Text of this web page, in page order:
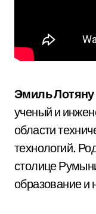
Эмиль Лотяну
ученый и
области
технологий.
столице
образование и